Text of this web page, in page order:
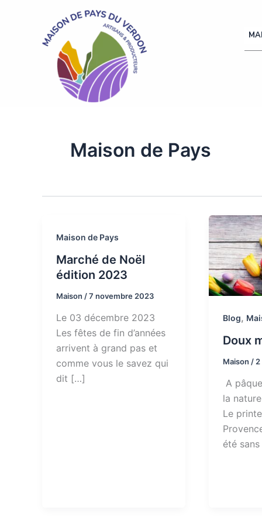
Maison de Pays
Maison de Pays
Marché de Noël
édition 2023
Maison /7 novembre 2023
Le 03 décembre 2023
Les fêtes de fin d’années
arrivent à grand pas et
comme vous le savez qui
dit […]
Blog,
Doux
Maison / 2
A
la
Le
été